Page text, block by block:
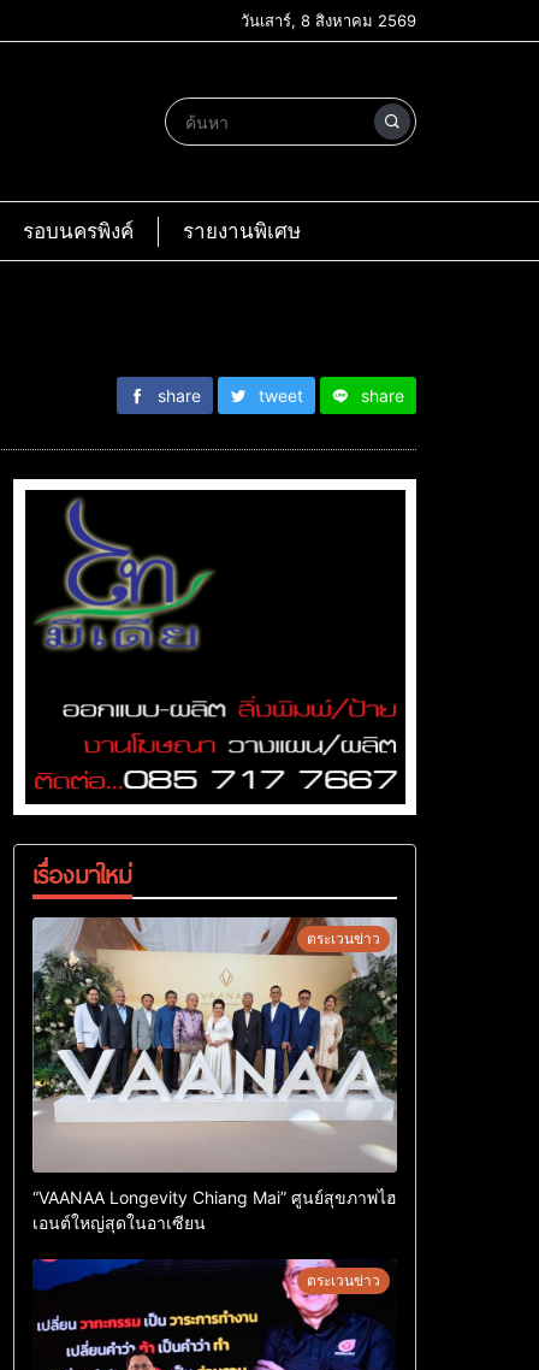
วันเสาร์, 8 สิงหาคม 2569
รอบนครพิงค์ รายงานพิเศษ
share tweet share
เรื่องมาใหม่
ตระเวนข่าว
“VAANAA Longevity Chiang Mai” ศูนย์สุขภาพไฮ
เอนต์ใหญ่สุดในอาเซียน
ตระเวนข่าว